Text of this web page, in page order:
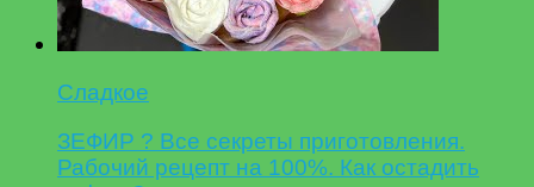
Сладкое
ЗЕФИР ? Все секреты приготовления.
Рабочий рецепт на 100%. Как остадить